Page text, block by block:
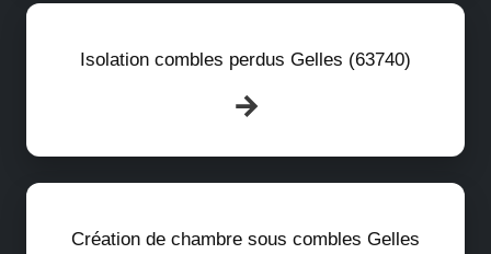
Isolation combles perdus Gelles (63740)
Création de chambre sous combles Gelles